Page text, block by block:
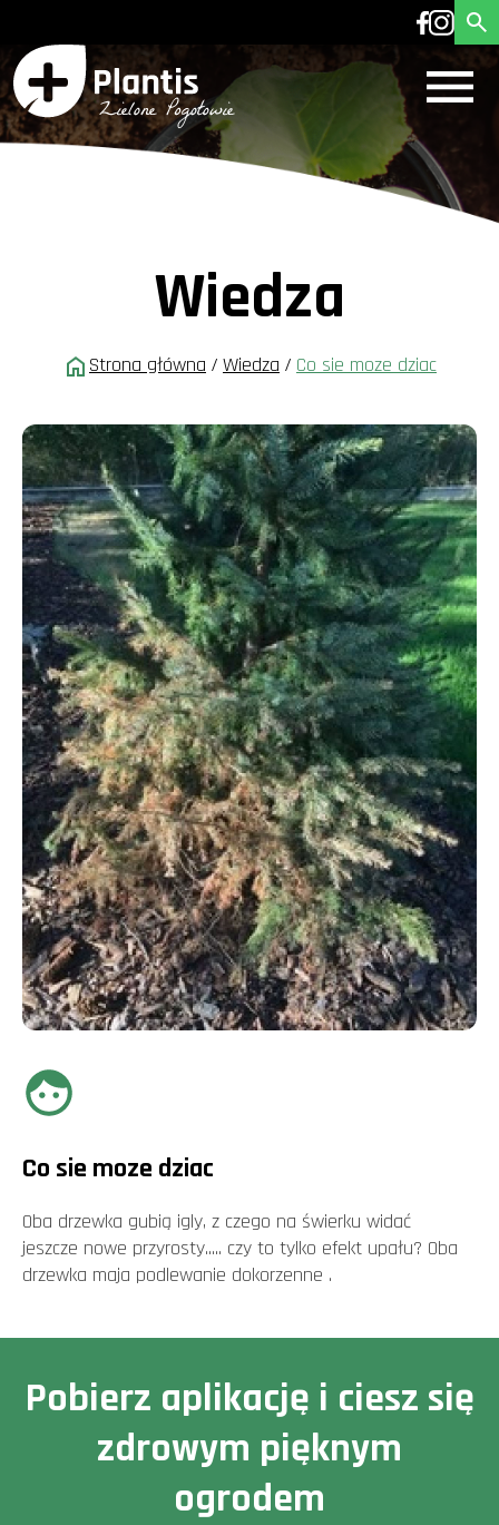
Wiedza
Strona główna / Wiedza / Co sie moze dziac
Co sie moze dziac
Oba drzewka gubią igly, z czego na świerku widać
jeszcze nowe przyrosty..... czy to tylko efekt upału? Oba
drzewka maja podlewanie dokorzenne .
Pobierz aplikację i ciesz się
zdrowym pięknym
ogrodem